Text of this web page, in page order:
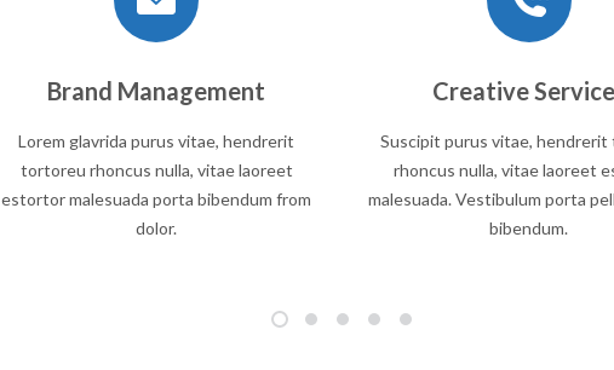
Brand Management
Lorem glavrida purus vitae, hendrerit
tortoreu rhoncus nulla, vitae laoreet
estortor malesuada porta bibendum from
dolor.
Creative
Suscipit purus vitae,
rhoncus nulla, vitae laoreet
malesuada. Vestibulum porta
bibendum.